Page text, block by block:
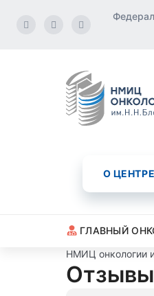
О ЦЕНТРЕ
ГЛАВНЫЙ
НМИЦ онкологии
Отзывы